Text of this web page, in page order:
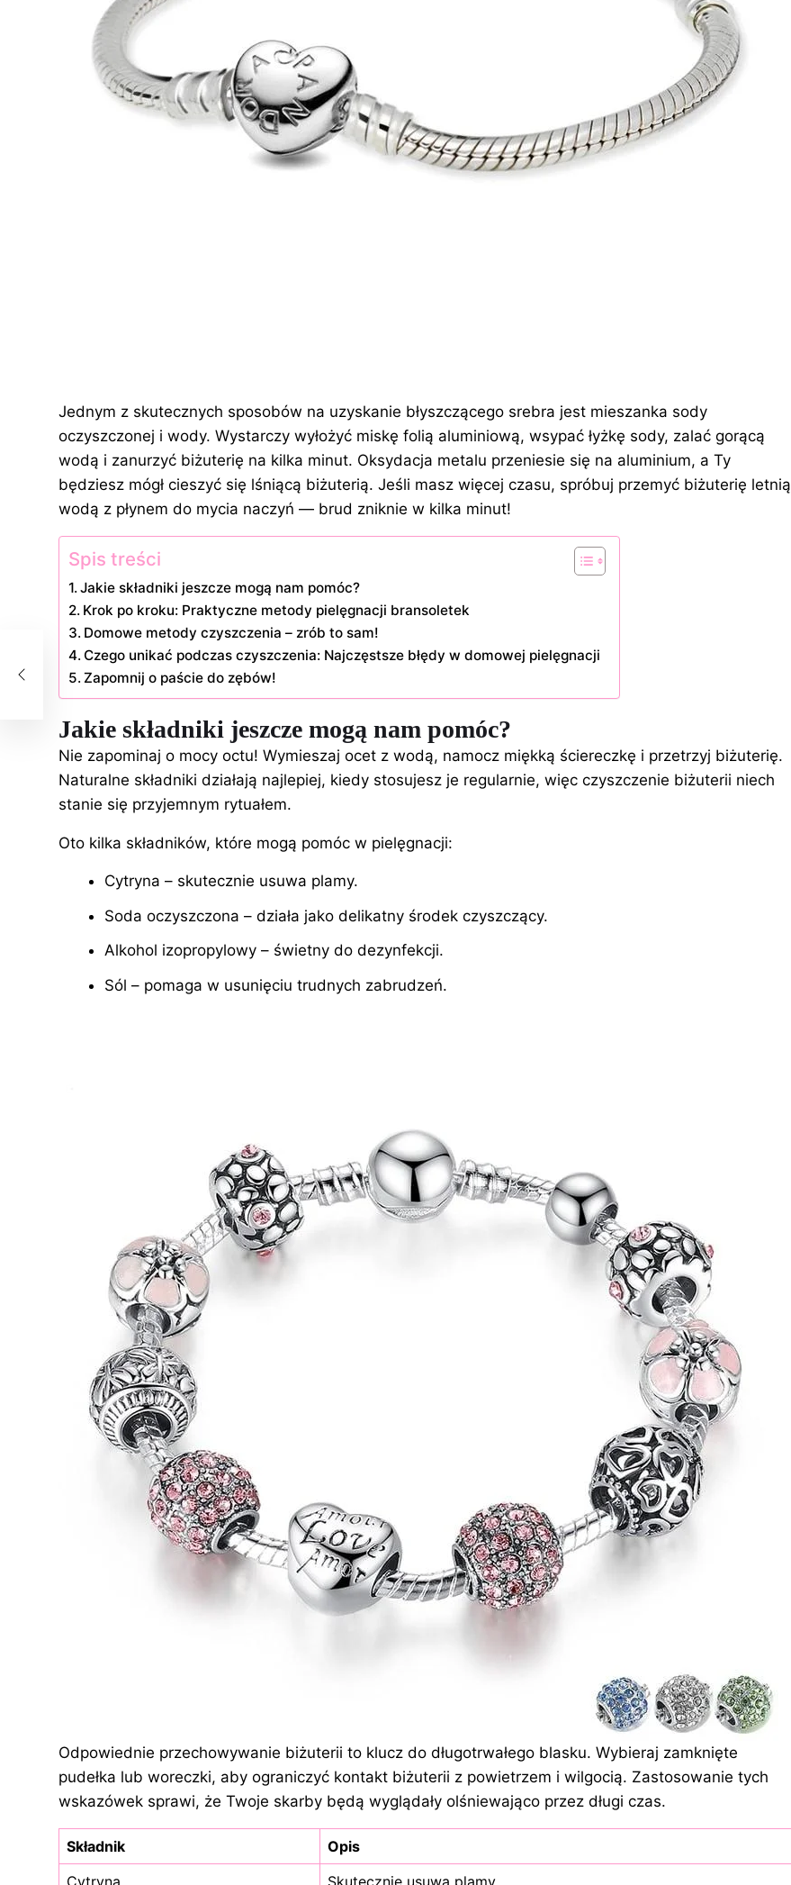
Jednym z skutecznych sposobów na uzyskanie błyszczącego srebra jest mieszanka sody
oczyszczonej i wody. Wystarczy wyłożyć miskę folią aluminiową, wsypać łyżkę sody, zalać gorącą
wodą i zanurzyć biżuterię na kilka minut. Oksydacja metalu przeniesie się na aluminium, a Ty
będziesz mógł cieszyć się lśniącą biżuterią. Jeśli masz więcej czasu, spróbuj przemyć biżuterię letnią
wodą z płynem do mycia naczyń — brud zniknie w kilka minut!
Spis treści
Jakie składniki jeszcze mogą nam pomóc?
Krok po kroku: Praktyczne metody pielęgnacji bransoletek
Domowe metody czyszczenia – zrób to sam!
Czego unikać podczas czyszczenia: Najczęstsze błędy w domowej pielęgnacji
Zapomnij o paście do zębów!
Jakie składniki jeszcze mogą nam pomóc?
Nie zapominaj o mocy octu! Wymieszaj ocet z wodą, namocz miękką ściereczkę i przetrzyj biżuterię.
Naturalne składniki działają najlepiej, kiedy stosujesz je regularnie, więc czyszczenie biżuterii niech
stanie się przyjemnym rytuałem.
Oto kilka składników, które mogą pomóc w pielęgnacji:
Cytryna – skutecznie usuwa plamy.
Soda oczyszczona – działa jako delikatny środek czyszczący.
Alkohol izopropylowy – świetny do dezynfekcji.
Sól – pomaga w usunięciu trudnych zabrudzeń.
Odpowiednie przechowywanie biżuterii to klucz do długotrwałego blasku. Wybieraj zamknięte
pudełka lub woreczki, aby ograniczyć kontakt biżuterii z powietrzem i wilgocią. Zastosowanie tych
wskazówek sprawi, że Twoje skarby będą wyglądały olśniewająco przez długi czas.
Składnik
Opis
Cytryna
Skutecznie usuwa plamy.